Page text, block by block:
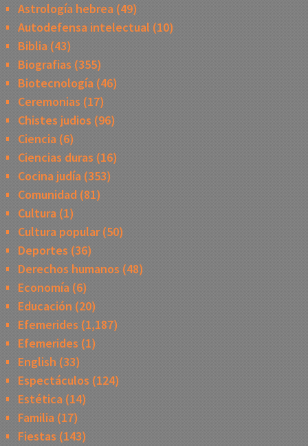
Astrología hebrea(49)
Autodefensa intelectual (10)
Biblia(43)
Biografias (355)
Biotecnología(46)
Ceremonias (17)
Chistes judios (96)
Ciencia(6)
Ciencias duras (16)
Cocina judía(353)
Comunidad(81)
Cultura(1)
Cultura popular(50)
Deportes (36)
Derechos humanos (48)
Economía(6)
Educación (20)
Efemerides (1,187)
Efemerides (1)
English (33)
Espectáculos (124)
Estética(14)
Familia(17)
Fiestas (143)